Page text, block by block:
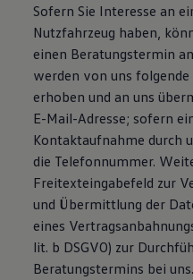
Sofern Sie Interesse an
Nutzfahrzeug haben,
einen Beratungstermin
werden von uns
erhoben und an uns
E-Mail-Adresse; sofern
Kontaktaufnahme durch
die Telefonnummer.
Freitexteingabefeld zur
und Übermittlung der
eines
lit. b DSGVO) zur
Beratungstermins bei